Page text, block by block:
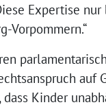
Expertise
Vorpommern.“
auf
Kinder